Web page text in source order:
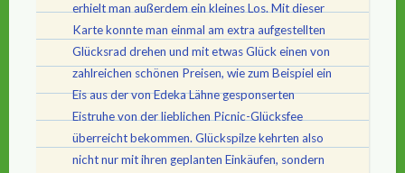
erhielt man außerdem ein kleines Los. Mit dieser
Karte konnte man einmal am extra aufgestellten
Glücksrad drehen und mit etwas Glück einen von
zahlreichen schönen Preisen, wie zum Beispiel ein
Eis aus der von Edeka Lähne gesponserten
Eistruhe von der lieblichen Picnic-Glücksfee
überreicht bekommen. Glückspilze kehrten also
nicht nur mit ihren geplanten Einkäufen, sondern